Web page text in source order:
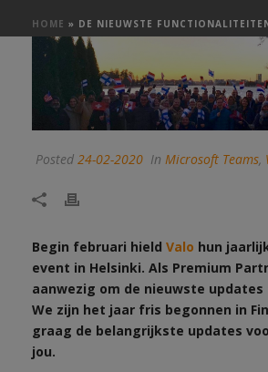
HOME » DE NIEUWSTE
Posted 24-02-2020 In Microsoft Teams,
Begin februari hield Valo hun
event in Helsinki. Als Premium
aanwezig om de nieuwste
We zijn het jaar fris begonnen in
graag de belangrijkste updates
jou.